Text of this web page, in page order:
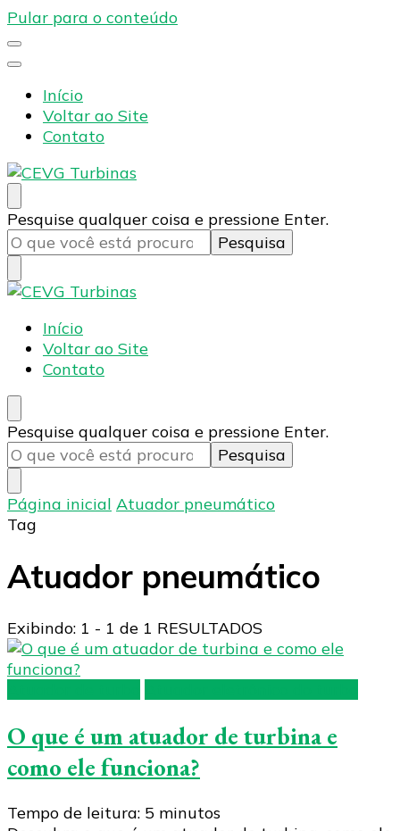
Pular para o conteúdo
Início
Voltar ao Site
Contato
CEVG Turbinas
Blog – CEVG Turbinas
Procurando
algo?
Pesquise qualquer coisa e pressione Enter.
CEVG Turbinas
Blog – CEVG Turbinas
Início
Voltar ao Site
Contato
Procurando
algo?
Pesquise qualquer coisa e pressione Enter.
Página inicial Atuador pneumático
Tag
Atuador pneumático
Exibindo: 1 - 1 de 1 RESULTADOS
O que é um atuador de turbina e
como ele funciona?
Tempo de leitura: 5 minutos